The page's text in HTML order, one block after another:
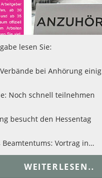
lesen Sie:
bei Anhörung einig
Noch schnell teilnehmen
besucht den Hessentag
Beamtentums: Vortrag in…
WEITERLESEN..